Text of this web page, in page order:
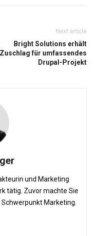
Next article
Bright Solutions erhält
Zuschlag für umfassendes
Drupal-Projekt
und Marketing
tätig. Zuvor machte Sie
Marketing.